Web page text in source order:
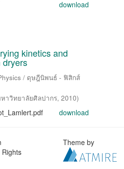
download
kinetics and
dryers
/ ดุษฎีนิพนธ์ - ฟิสิกส์
าวิทยาลัยศิลปากร, 2010)
download
Theme by